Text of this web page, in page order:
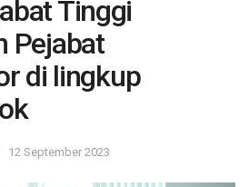
Tinggi
Pejabat
di lingkup
12 September 2023